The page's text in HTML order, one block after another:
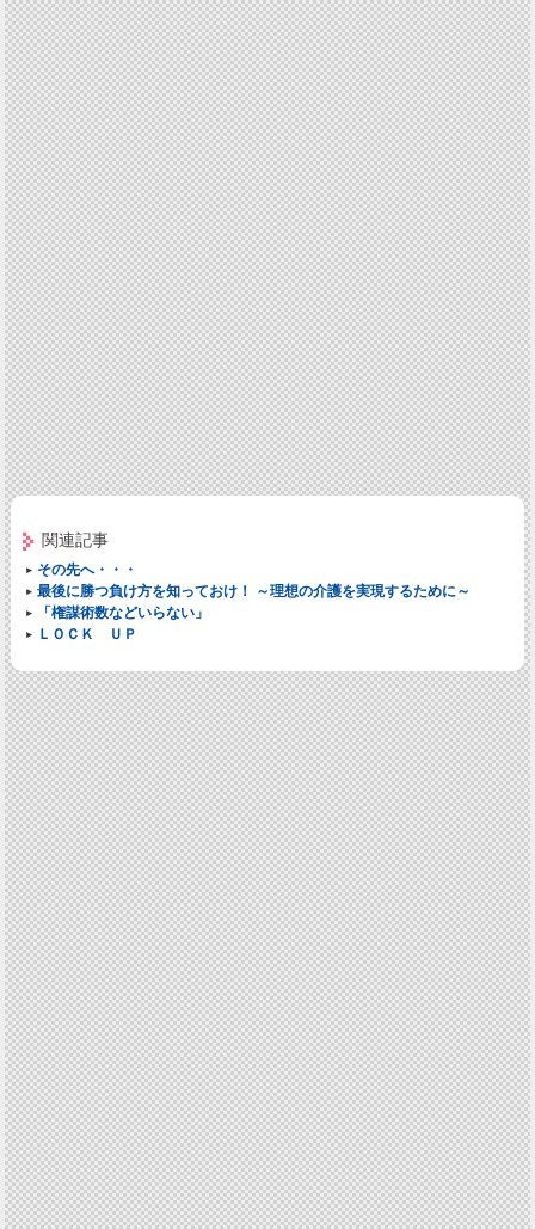
関連記事
その先へ・・・
最後に勝つ負け方を知っておけ！ ～理想の介護を実現するために～
「権謀術数などいらない」
ＬＯＣＫ ＵＰ